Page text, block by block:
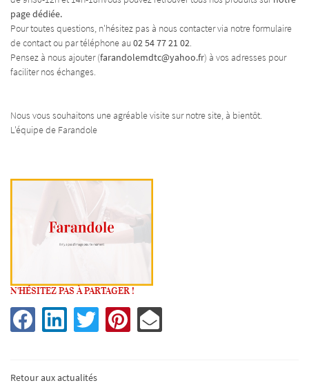
En cochant cette case, vous consentez à recevoir nos propositions commerciales à l'adresse
email indiqué ci-dessus. Vous pouvez vous désinscrire à tout moment en utilisantle
formulaire de désinscription.
page dédiée.
Pour toutes questions, n'hésitez pas à nous contacter via notre formulaire
de contact ou par téléphone au02 54 77 21 02.
Pensez à nous ajouter (farandolemdtc@yahoo.fr) à vos adresses pour
faciliter nos échanges.
Nous vous souhaitons une agréable visite sur notre site, à bientôt.
L'équipe de Farandole
N'HÉSITEZ PAS À PARTAGER !
Retour aux actualités